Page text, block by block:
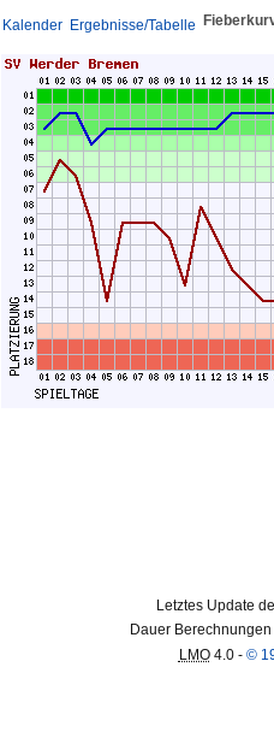
Kalender Ergebnisse/Tabelle
Letztes Update
Dauer
LMO4.0 - ©